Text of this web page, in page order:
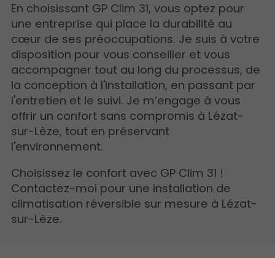
En choisissant GP Clim 31, vous optez pour
une entreprise qui place la durabilité au
cœur de ses préoccupations. Je suis à votre
disposition pour vous conseiller et vous
accompagner tout au long du processus, de
la conception à l'installation, en passant par
l'entretien et le suivi. Je m’engage à vous
offrir un confort sans compromis à Lézat-
sur-Lèze, tout en préservant
l'environnement.
Choisissez le confort avec GP Clim 31 !
Contactez-moi pour une installation de
climatisation réversible sur mesure à Lézat-
sur-Lèze.